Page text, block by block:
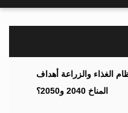
الغذاء والزراعة أهداف
المناخ 2040 و2050؟